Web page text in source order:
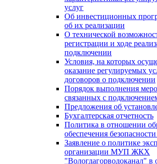
услуг
Об инвестиционных
об их реализации
О технической
регистрации и ходе
подключении
Условия, на которых
оказание регулируемых
договоров о подключении
Порядок выполнения
связанных с
Предложения об
Бухгалтерская отчетность
Политика в отношении
обеспечения
Заявление о политике
организации МУП ЖКХ
"Вологдагорводоканал" в